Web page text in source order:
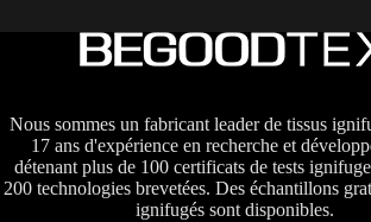
Nous sommes un fabricant leader de tissus
17 ans d'expérience en recherche et
détenant plus de 100 certificats de tests
200 technologies brevetées. Des échantillons
ignifugés sont disponibles.